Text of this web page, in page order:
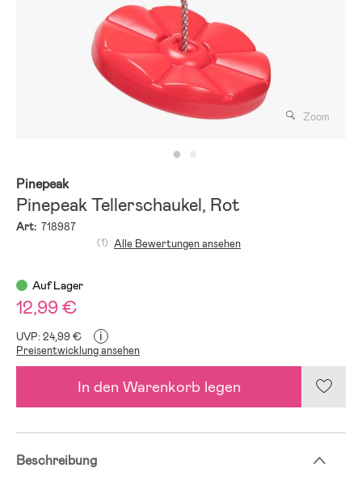
Zoom
Pinepeak
Pinepeak Tellerschaukel, Rot
Art: 718987
(1) Alle Bewertungen ansehen
Auf Lager
12,99 €
UVP: 24,99 € i
Preisentwicklung ansehen
In den Warenkorb legen
Beschreibung